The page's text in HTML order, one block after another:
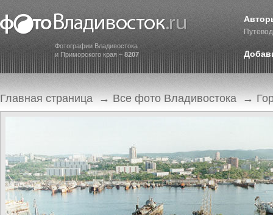
Фотографии Владивостока
и Приморского края – 8207
Главная страница → Все фото Владивостока →